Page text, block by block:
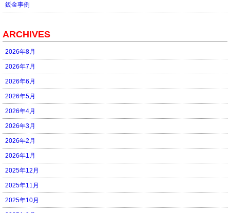
鈑金事例
ARCHIVES
2026年8月
2026年7月
2026年6月
2026年5月
2026年4月
2026年3月
2026年2月
2026年1月
2025年12月
2025年11月
2025年10月